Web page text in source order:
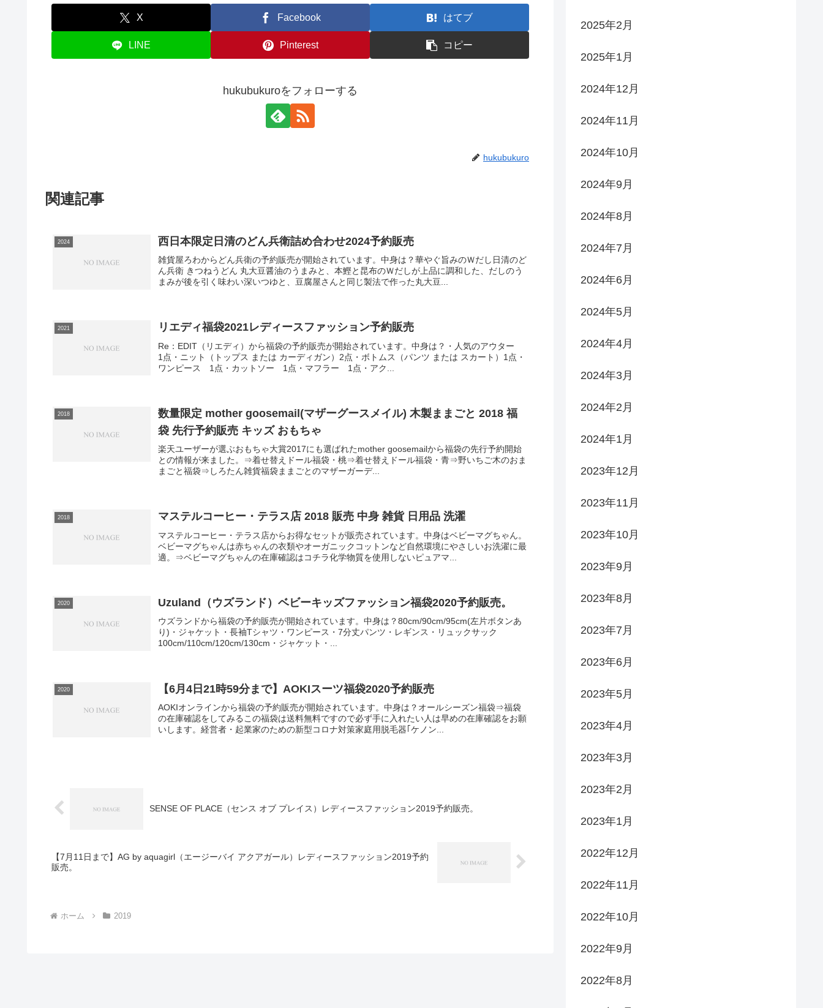
X Facebook はてブ
LINE Pinterest コピー
hukubukuroをフォローする
hukubukuro
関連記事
2024 西日本限定日清のどん兵衛詰め合わせ2024予約販売
雑貨屋ろわからどん兵衛の予約販売が開始されています。中身は？華やぐ旨みのＷだし日清のど
ん兵衛 きつねうどん 丸大豆醤油のうまみと、本鰹と昆布のＷだしが上品に調和した、だしのう
まみが後を引く味わい深いつゆと、豆腐屋さんと同じ製法で作った丸大豆...
2021 リエディ福袋2021レディースファッション予約販売
Re：EDIT（リエディ）から福袋の予約販売が開始されています。中身は？・人気のアウター
1点・ニット（トップス または カーディガン）2点・ボトムス（パンツ または スカート）1点・
ワンピース 1点・カットソー 1点・マフラー 1点・アク...
2018
数量限定 mother goosemail(マザーグースメイル) 木製ままごと 2018 福
袋 先行予約販売 キッズ おもちゃ
楽天ユーザーが選ぶおもちゃ大賞2017にも選ばれたmother goosemailから福袋の先行予約開始
との情報が来ました。⇒着せ替えドール福袋・桃⇒着せ替えドール福袋・青⇒野いちご木のおま
まごと福袋⇒しろたん雑貨福袋ままごとのマザーガーデ...
2018 マステルコーヒー・テラス店 2018 販売 中身 雑貨 日用品 洗濯
マステルコーヒー・テラス店からお得なセットが販売されています。中身はベビーマグちゃん。
ベビーマグちゃんは赤ちゃんの衣類やオーガニックコットンなど自然環境にやさしいお洗濯に最
適。⇒ベビーマグちゃんの在庫確認はコチラ化学物質を使用しないピュアマ...
2020 Uzuland（ウズランド）ベビーキッズファッション福袋2020予約販売。
ウズランドから福袋の予約販売が開始されています。中身は？80cm/90cm/95cm(左片ボタンあ
り)・ジャケット・長袖Tシャツ・ワンピース・7分丈パンツ・レギンス・リュックサック
100cm/110cm/120cm/130cm・ジャケット・...
2020 【6月4日21時59分まで】AOKIスーツ福袋2020予約販売
AOKIオンラインから福袋の予約販売が開始されています。中身は？オールシーズン福袋⇒福袋
の在庫確認をしてみるこの福袋は送料無料ですので必ず手に入れたい人は早めの在庫確認をお願
いします。経営者・起業家のための新型コロナ対策家庭用脱毛器｢ケノン...
SENSE OF PLACE（センス オブ プレイス）レディースファッション2019予約販売。
【7月11日まで】AG by aquagirl（エージーバイ アクアガール）レディースファッション2019予約
販売。
ホーム 2019
2025年2月
2025年1月
2024年12月
2024年11月
2024年10月
2024年9月
2024年8月
2024年7月
2024年6月
2024年5月
2024年4月
2024年3月
2024年2月
2024年1月
2023年12月
2023年11月
2023年10月
2023年9月
2023年8月
2023年7月
2023年6月
2023年5月
2023年4月
2023年3月
2023年2月
2023年1月
2022年12月
2022年11月
2022年10月
2022年9月
2022年8月